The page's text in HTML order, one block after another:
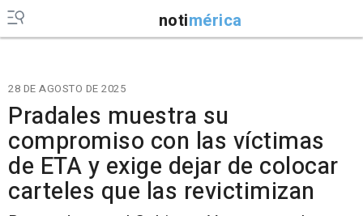
notimérica
28 DE AGOSTO DE 2025
Pradales muestra su
compromiso con las víctimas
de ETA y exige dejar de colocar
carteles que las revictimizan